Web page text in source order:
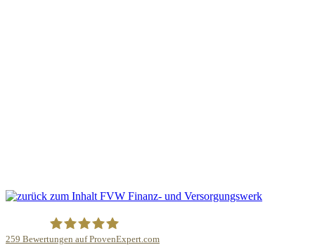
259 Bewertungen auf ProvenExpert.com